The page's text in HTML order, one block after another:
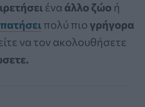
ένα άλλο ζώο ή
πολύ πιογρήγορα
να τον ακολουθήσετε